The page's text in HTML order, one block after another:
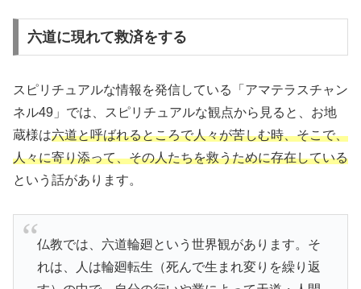
六道に現れて救済をする
スピリチュアルな情報を発信している「アマテラスチャン
ネル49」では、スピリチュアルな観点から見ると、お地
蔵様は六道と呼ばれるところで人々が苦しむ時、そこで、
人々に寄り添って、その人たちを救うために存在している
という話があります。
仏教では、六道輪廻という世界観があります。そ
れは、人は輪廻転生（死んで生まれ変りを繰り返